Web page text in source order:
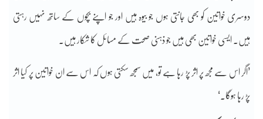
دوسری خواتین کو بھی جانتی ہوں جو بیوہ ہیں اور جو اپنے بچوں کے ساتھ نہیں رہتی
ہیں۔ ایسی خواتین بھی ہیں جو ذہنی صحت کے مسائل کا شکار ہیں۔
’اگر اس سے مجھ پر اثر پڑ رہا ہے تو، میں سمجھ سکتی ہوں کہ اس سے ان خواتین پر کیا اثر
پڑ رہا ہوگا۔‘